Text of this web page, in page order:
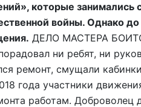
которые занимались
войны. Однако
ДЕЛО МАСТЕРА
ни ребят, ни
ремонт, смущали
года участники
работам. Доброволец